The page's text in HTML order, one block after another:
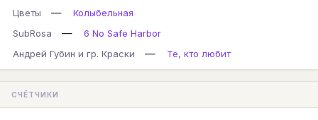
Цветы
—
Колыбельная
SubRosa
—
6 No Safe Harbor
Андрей Губин и гр. Краски
— Те, кто любит
СЧЁТЧИКИ